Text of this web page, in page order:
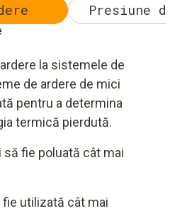
Presiune
la sistemele de
de ardere de mici
pentru a determina
termică pierdută.
fie poluată cât mai
fie utilizată cât mai